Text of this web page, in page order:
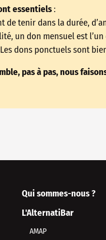
essentiels:
de tenir dans la durée,
un don mensuel est
dons ponctuels sont
pas à pas, nous
Qui sommes-nous ?
L'AlternatiBar
AMAP